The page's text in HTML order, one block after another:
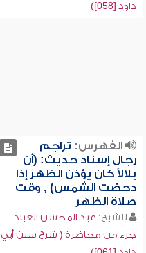
داود [058])
الفهرس: تراجم
رجال إسناد حديث: (أن
بلالاً كان يؤذن الظهر إذا
دحضت الشمس) , وقت
صلاة الظهر
للشيخ: عبد المحسن العباد
جزء من محاضرة ( شرح سنن أبي